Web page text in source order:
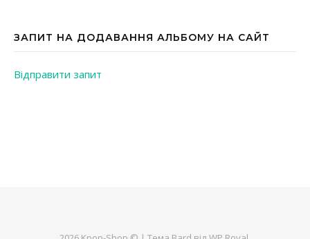
ЗАПИТ НА ДОДАВАННЯ АЛЬБОМУ НА САЙТ
Відправити запит